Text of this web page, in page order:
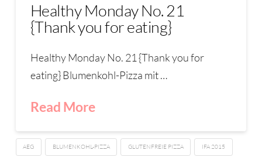
Healthy Monday No. 21
{Thank you for eating}
Healthy Monday No. 21 {Thank you for
eating} Blumenkohl-Pizza mit …
Read More
AEG BLUMENKOHL-PIZZA GLUTENFREIE PIZZA IFA 2015